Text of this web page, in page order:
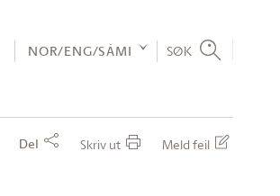
NOR/ENG/SÁMI SØK
Del Skriv ut Meld feil